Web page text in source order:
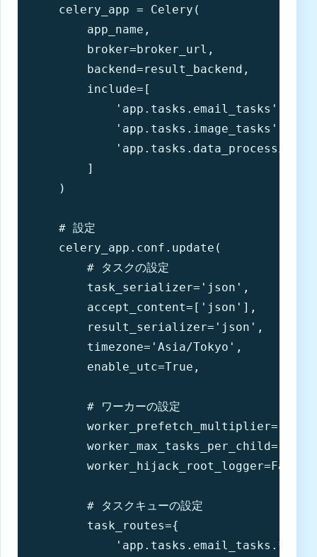
    celery_app = Celery(
        app_name,
        broker=broker_url,
        backend=result_backend,
        include=[
            'app.tasks.email_tasks',
            'app.tasks.image_tasks',
        ]
    )
    # 設定
    celery_app.conf.update(
        # タスクの設定
        task_serializer='json',
        accept_content=['json'],
        result_serializer='json',
        timezone='Asia/Tokyo',
        enable_utc=True,
        # ワーカーの設定
worker_prefetch_multiplier=1,  #
worker_max_tasks_per_child=100,  #
        worker_hijack_root_logger=False,
        # タスクキューの設定
        task_routes={
'app.tasks.email_tasks.*':